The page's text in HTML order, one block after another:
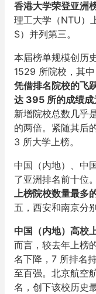
香港大学荣登亚洲
理工大学（NTU）
S）并列第三。
本届榜单规模创历
1529 所院校，其
凭借排名院校的飞
达 395 所的成绩成
新增院校总数几乎
的两倍。紧随其后
3 所大学上榜。
中国（内地）、中
了亚洲排名前十位。
上榜院校数量最多
五，西安和南京分
中国（内地）高校
而言，较去年上榜
名下降，7 所排名
至百强。北京航空
名，创下该校历史